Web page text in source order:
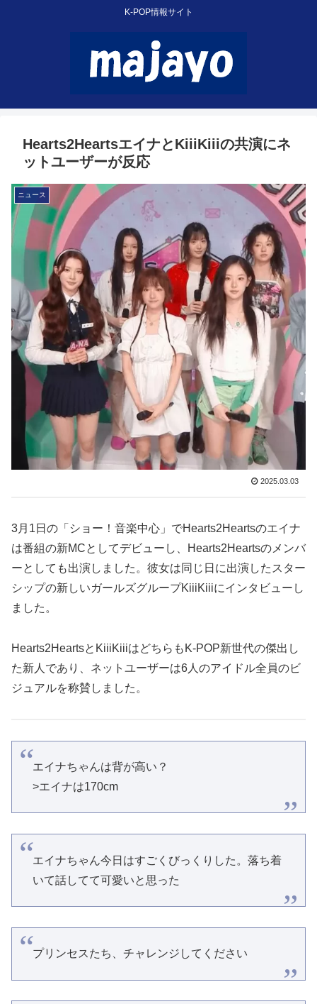
K-POP情報サイト
Hearts2HeartsエイナとKiiiKiiiの共演にネ
ットユーザーが反応
ニュース
2025.03.03
3月1日の「ショー！音楽中心」でHearts2Heartsのエイナ
は番組の新MCとしてデビューし、Hearts2Heartsのメンバ
ーとしても出演しました。彼女は同じ日に出演したスター
シップの新しいガールズグループKiiiKiiiにインタビューし
ました。
Hearts2HeartsとKiiiKiiiはどちらもK-POP新世代の傑出し
た新人であり、ネットユーザーは6人のアイドル全員のビ
ジュアルを称賛しました。
エイナちゃんは背が高い？
>エイナは170cm
エイナちゃん今日はすごくびっくりした。落ち着
いて話してて可愛いと思った
プリンセスたち、チャレンジしてください